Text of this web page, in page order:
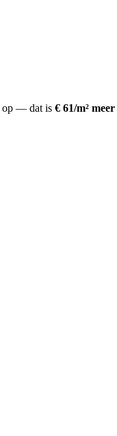
op — dat is € 61/m² meer